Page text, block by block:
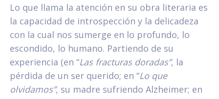
Lo que llama la atención en su obra literaria es
la capacidad de introspección y la delicadeza
con la cual nos sumerge en lo profundo, lo
escondido, lo humano. Partiendo de su
experiencia (en “Las fracturas doradas”, la
pérdida de un ser querido; en “Lo que
olvidamos”, su madre sufriendo Alzheimer; en